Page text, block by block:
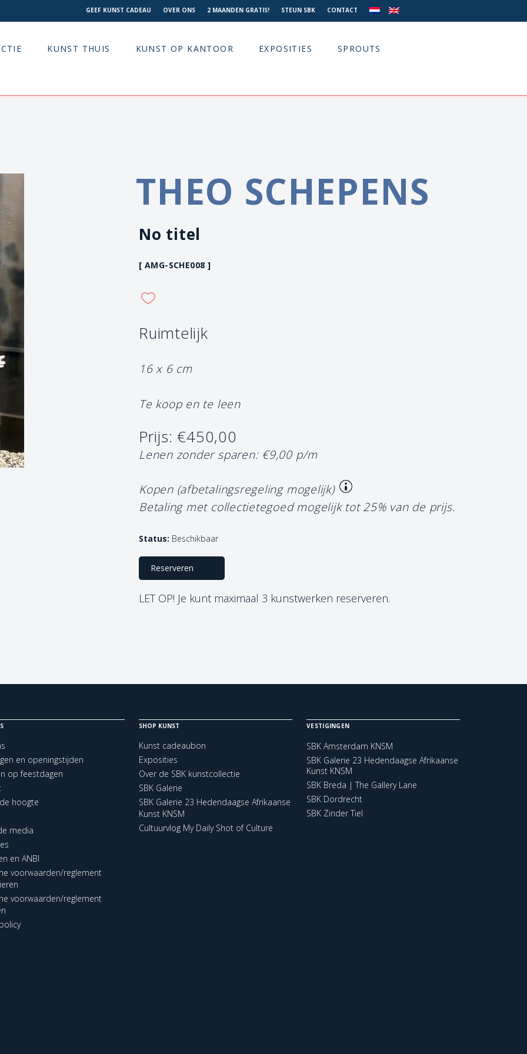
GEEF KUNST CADEAU OVER ONS 2 MAANDEN GRATIS! STEUN SBK CONTACT
KUNST THUIS KUNST OP KANTOOR EXPOSITIES SPROUTS
THEO SCHEPENS
No titel
[ AMG-SCHE008 ]
Ruimtelijk
16 x 6 cm
Te koop en te leen
Prijs: €450,00
Lenen zonder sparen: €9,00 p/m
Kopen (afbetalingsregeling mogelijk)
Betaling met collectietegoed mogelijk tot 25% van de prijs.
Status: Beschikbaar
Reserveren
LET OP! Je kunt maximaal 3 kunstwerken reserveren.
en openingstijden
op feestdagen
hoogte
media
en ANBI
voorwaarden/reglement
voorwaarden/reglement
SHOP KUNST
Kunst cadeaubon
Exposities
Over de SBK kunstcollectie
SBK Galerie
SBK Galerie 23 Hedendaagse Afrikaanse
Kunst KNSM
Cultuurvlog My Daily Shot of Culture
VESTIGINGEN
SBK Amsterdam KNSM
SBK Galerie 23 Hedendaagse Afrikaanse
Kunst KNSM
SBK Breda | The Gallery Lane
SBK Dordrecht
SBK Zinder Tiel